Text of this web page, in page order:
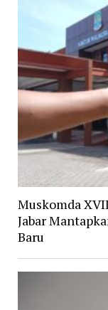
Muskomda
Jabar
Baru